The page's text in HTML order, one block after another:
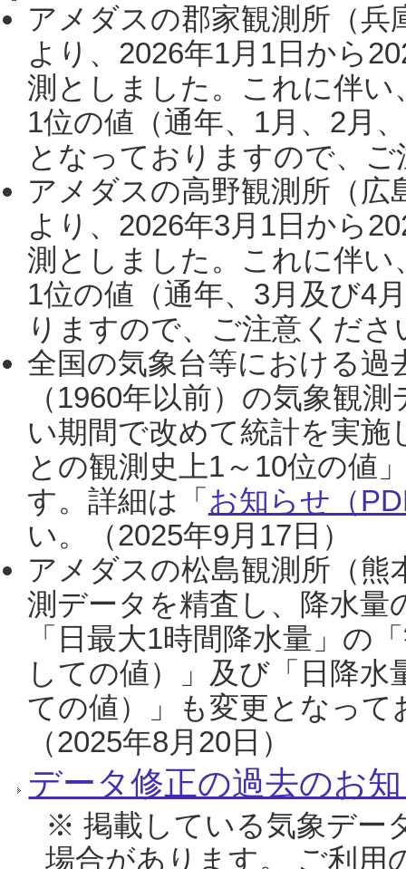
アメダスの郡家観測所（
より、2026年1月1日から
測としました。これに伴い
1位の値（通年、1月、2月
となっておりますので、
アメダスの高野観測所（
より、2026年3月1日から
測としました。これに伴い
1位の値（通年、3月及び4
りますので、ご注意くだ
全国の気象台等における過
（1960年以前）の気象観
い期間で改めて統計を実
との観測史上1～10位の値
す。詳細は「 お知らせ（
い。（2025年9月17日）
アメダスの松島観測所（熊
測データを精査し、降水
「日最大1時間降水量」の
しての値）」及び「日降
ての値）」も変更となっ
（2025年8月20日）
データ修正の過去のお
※ 掲載している気象デー
場合があります。 ご利用